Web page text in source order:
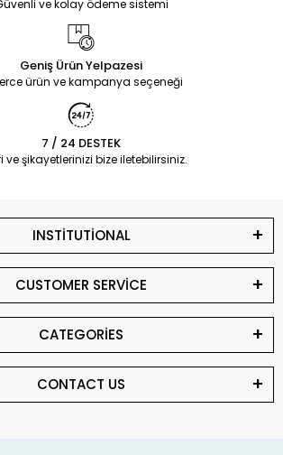
ve kolay ödeme sistemi
Geniş Ürün Yelpazesi
ürün ve kampanya seçeneği
7 / 24 DESTEK
ve şikayetlerinizi bize iletebilirsiniz.
INSTİTUTİONAL
CUSTOMER SERVİCE
CATEGORİES
CONTACT US